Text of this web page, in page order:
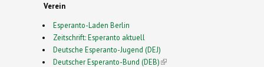
Verein
Esperanto-Laden Berlin
Zeitschrift: Esperanto aktuell
Deutsche Esperanto-Jugend (DEJ)
Deutscher Esperanto-Bund (DEB)(link is external)